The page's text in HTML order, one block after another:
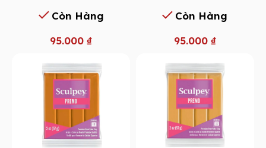
Còn Hàng
95.000 ₫
Còn Hàng
95.000 ₫